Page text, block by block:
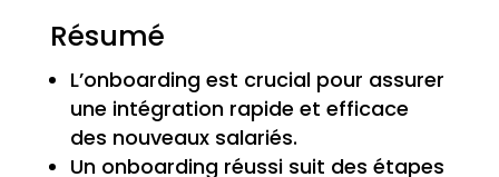
Résumé
L’onboarding est crucial pour assurer
une intégration rapide et efficace
des nouveaux salariés.
Un onboarding réussi suit des étapes